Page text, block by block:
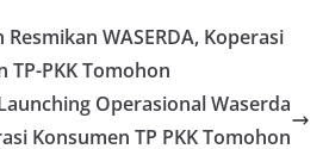
WASERDA, Koperasi
TP-PKK Tomohon
Operasional Waserda
Konsumen TP PKK Tomohon